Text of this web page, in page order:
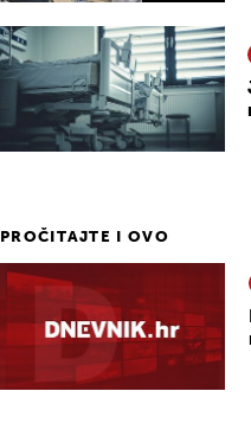
PROČITAJTE I OVO